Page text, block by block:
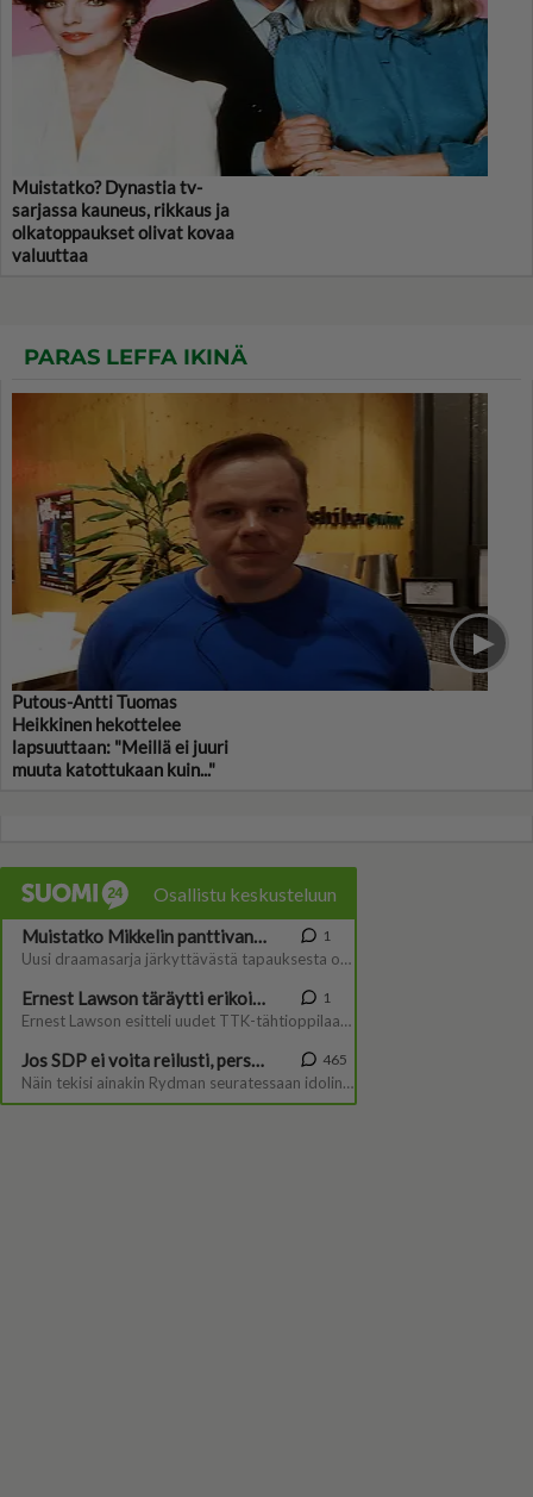
Muistatko? Dynastia tv-
sarjassa kauneus, rikkaus ja
olkatoppaukset olivat kovaa
valuuttaa
PARAS LEFFA IKINÄ
Putous-Antti Tuomas
Heikkinen hekottelee
lapsuuttaan: "Meillä ei juuri
muuta katottukaan kuin..."